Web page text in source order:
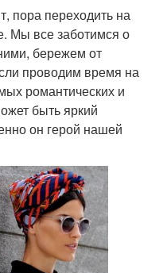
пора переходить на
Мы все заботимся о
бережем от
проводим время на
романтических и
быть яркий
он герой нашей